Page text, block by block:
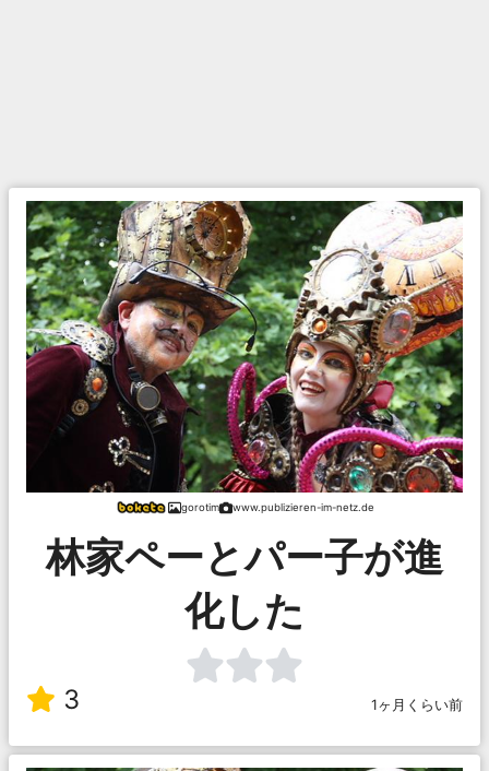
gorotim www.publizieren-im-netz.de
林家ペーとパー子が進
化した
3 1ヶ月くらい前